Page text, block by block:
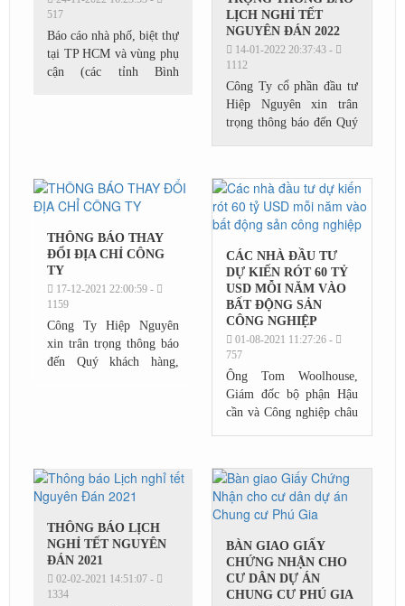
517
Báo cáo nhà phố, biệt thự
tại TP HCM và vùng phụ
cận (các tỉnh Bình
LỊCH NGHỈ TẾT
NGUYÊN ĐÁN 2022
14-01-2022 20:37:43 -
1112
Công Ty cổ phần đầu tư
Hiệp Nguyên xin trân
trọng thông báo đến Quý
2022 như sau:
THÔNG BÁO THAY
ĐỔI ĐỊA CHỈ CÔNG
TY
17-12-2021 22:00:59 -
1159
Công Ty Hiệp Nguyên
xin trân trọng thông báo
đến Quý khách hàng,
CÁC NHÀ ĐẦU TƯ
DỰ KIẾN RÓT 60 TỶ
USD MỖI NĂM VÀO
BẤT ĐỘNG SẢN
CÔNG NGHIỆP
01-08-2021 11:27:26 -
757
Ông Tom Woolhouse,
Giám đốc bộ phận Hậu
cần và Công nghiệp châu
mạng lưới chuỗi cung
ứng và nhu cầu phân bổ
lại...
THÔNG BÁO LỊCH
NGHỈ TẾT NGUYÊN
ĐÁN 2021
02-02-2021 14:51:07 -
1334
BÀN GIAO GIẤY
CHỨNG NHẬN CHO
CƯ DÂN DỰ ÁN
CHUNG CƯ PHÚ GIA